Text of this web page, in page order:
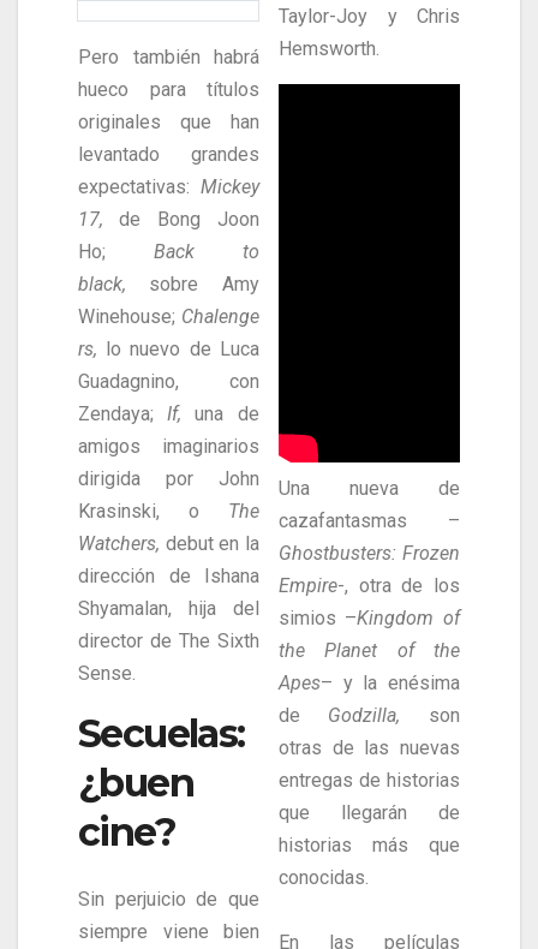
Pero también habrá
hueco para títulos
originales que han
levantado grandes
expectativas: Mickey
17, de Bong Joon
Ho; Back to
black, sobre Amy
Winehouse; Chalenge
rs, lo nuevo de Luca
Guadagnino, con
Zendaya; If, una de
amigos imaginarios
dirigida por John
Krasinski, o The
Watchers, debut en la
dirección de Ishana
Shyamalan, hija del
director de The Sixth
Sense.
Secuelas:
¿buen
cine?
Sin perjuicio de que
siempre viene bien
Taylor-Joy y Chris
Hemsworth.
Una nueva de
cazafantasmas –
Ghostbusters: Frozen
Empire-, otra de los
simios –Kingdom of
the Planet of the
Apes– y la enésima
de Godzilla, son
otras de las nuevas
entregas de historias
que llegarán de
historias más que
conocidas.
En las películas